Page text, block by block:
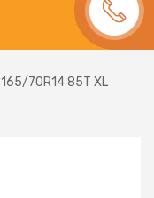
165/70R14 85T XL